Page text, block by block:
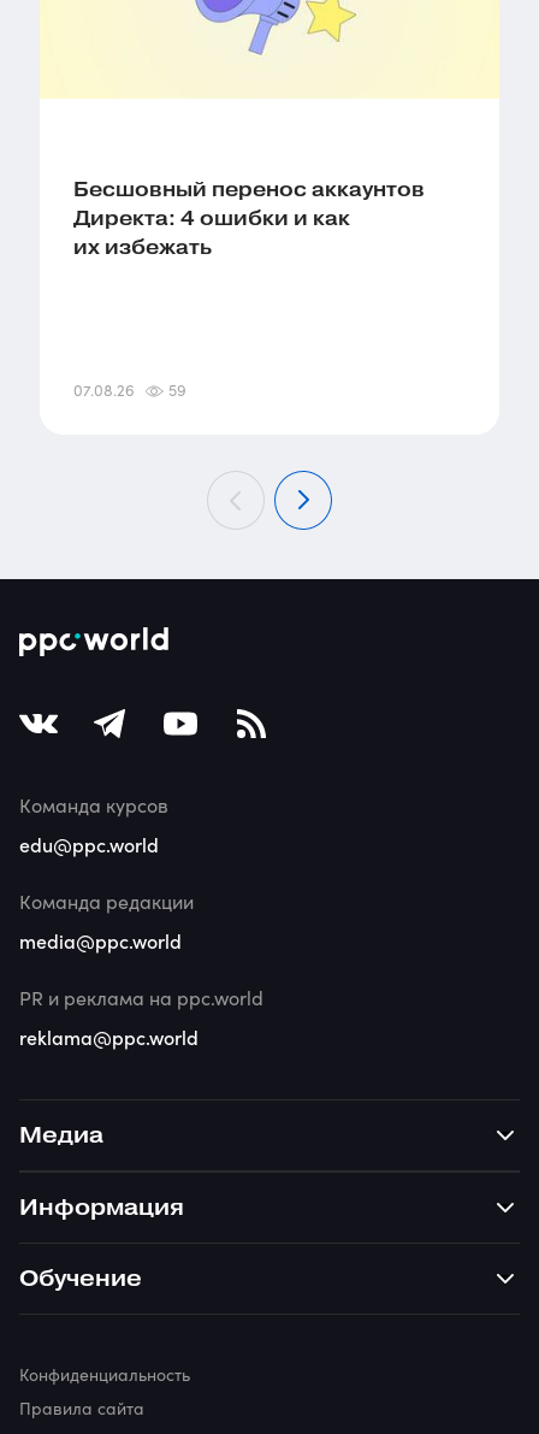
Бесшовный перенос аккаунтов
Директа: 4 ошибки и как
их избежать
07.08.26 59
Медиа
Информация
Обучение
Команда курсов
edu@ppc.world
Команда редакции
media@ppc.world
PR и реклама на ppc.world
reklama@ppc.world
Конфиденциальность
Правила сайта